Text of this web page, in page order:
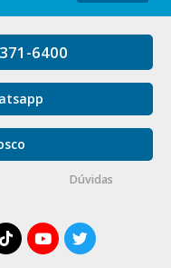
6400
Dúvidas